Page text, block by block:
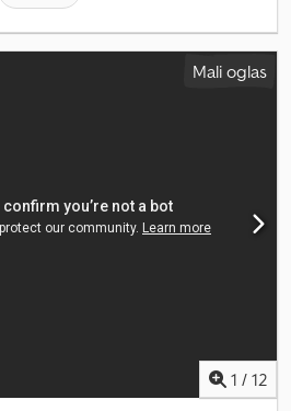
Mali oglas
1 / 12